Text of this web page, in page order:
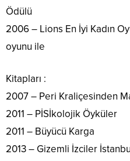
Ödülü
2006 – Lions En İyi Kadın
oyunu ile
Kitapları :
2007 – Peri Kraliçesinden
2011 – PİSİkolojik Öyküler
2011 – Büyücü Karga
2013 – Gizemli İzciler